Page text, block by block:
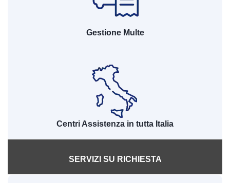
Gestione Multe
Centri Assistenza in tutta Italia
SERVIZI SU RICHIESTA